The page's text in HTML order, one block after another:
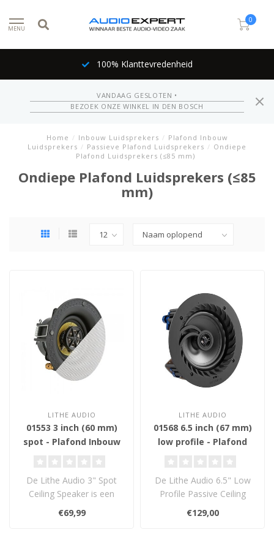
MENU
0
100% Klanttevredenheid
VANDAAG GESLOTEN •
BEZOEK ONZE WINKEL IN DEN BOSCH
Home / Inbouw Luidsprekers / Plafond Inbouw
Luidsprekers / Passieve Plafond Luidsprekers / Ondiepe
Plafond Luidsprekers (≤85 mm)
Ondiepe Plafond Luidsprekers (≤85
mm)
LITHE AUDIO
01553 3 inch (60 mm)
spot - Plafond Inbouw
De Lithe Audio 3" Spot
Ceiling Speaker is een
ultracompacte passieve
plafondspea..
€69,99
LITHE AUDIO
01568 6.5 inch (67 mm)
low profile - Plafond
De Lithe Audio 6.5" Low
Profile Passive Ceiling
Speaker biedt
hoogwaardig geluid..
€129,00